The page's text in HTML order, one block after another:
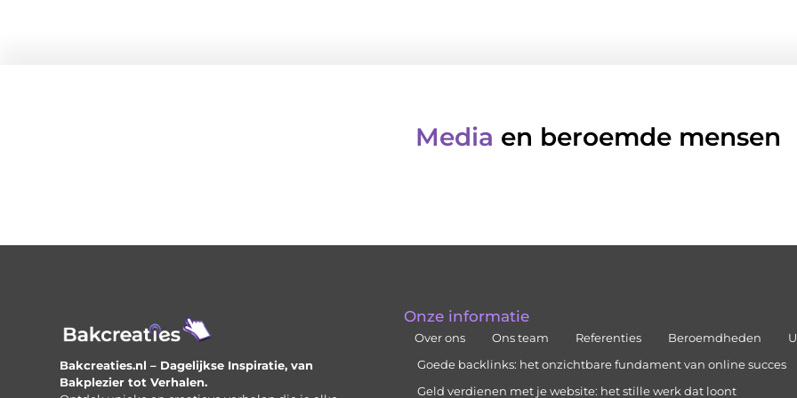
Media en beroemde mensen
Bakcreaties.nl – Dagelijkse Inspiratie, van
Bakplezier tot Verhalen.
Onze informatie
Over ons Ons team Referenties Beroemdheden
Goede backlinks: het onzichtbare fundament van online succes
Geld verdienen met je website: het stille werk dat loont